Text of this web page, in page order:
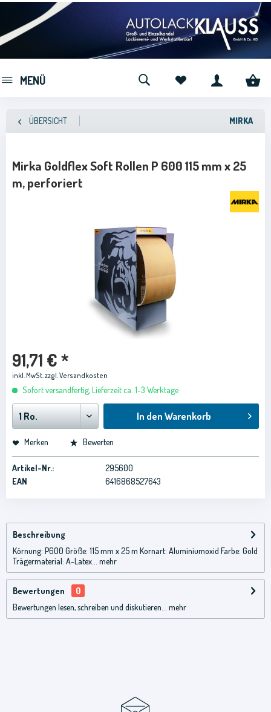
MENÜ
ÜBERSICHT MIRKA
Mirka Goldflex Soft Rollen P 600 115 mm x 25
m, perforiert
91,71 € *
inkl. MwSt.zzgl. Versandkosten
Sofort versandfertig, Lieferzeit ca. 1-3 Werktage
In den Warenkorb
Merken Bewerten
Artikel-Nr.:
295600
EAN
6416868527643
Beschreibung
Körnung: P600 Größe: 115 mm x 25 m Kornart: Aluminiumoxid Farbe: Gold
Trägermaterial: A-Latex...
mehr
Bewertungen
0
Bewertungen lesen, schreiben und diskutieren...
mehr